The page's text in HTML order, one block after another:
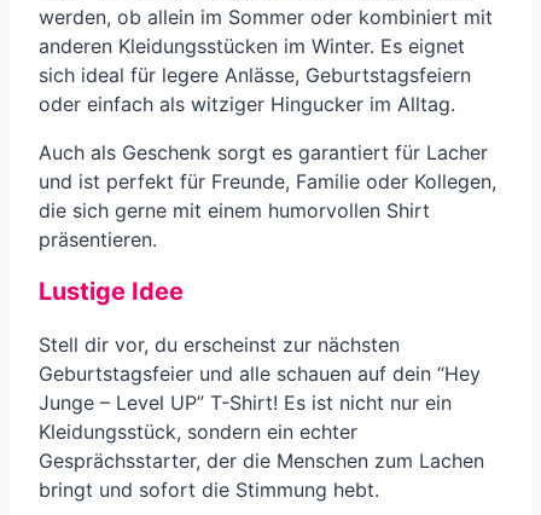
werden, ob allein im Sommer oder kombiniert mit
anderen Kleidungsstücken im Winter. Es eignet
sich ideal für legere Anlässe, Geburtstagsfeiern
oder einfach als witziger Hingucker im Alltag.
Auch als Geschenk sorgt es garantiert für Lacher
und ist perfekt für Freunde, Familie oder Kollegen,
die sich gerne mit einem humorvollen Shirt
präsentieren.
Lustige Idee
Stell dir vor, du erscheinst zur nächsten
Geburtstagsfeier und alle schauen auf dein “Hey
Junge – Level UP” T-Shirt! Es ist nicht nur ein
Kleidungsstück, sondern ein echter
Gesprächsstarter, der die Menschen zum Lachen
bringt und sofort die Stimmung hebt.